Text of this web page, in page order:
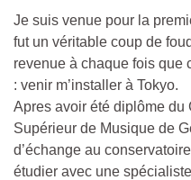
Je suis venue pour la
fut un véritable coup de
revenue à chaque fois que
: venir m’installer à Tokyo.
Apres avoir été diplôme du
Supérieur de Musique de
d’échange au
étudier avec une